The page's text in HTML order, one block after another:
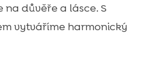
důvěře a lásce. S
vytváříme harmonický